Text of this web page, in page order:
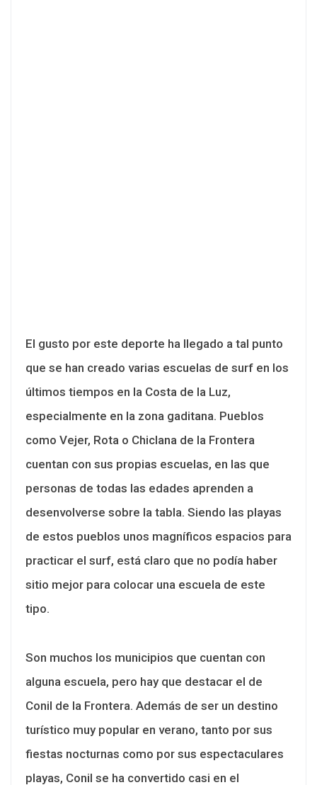
El gusto por este deporte ha llegado a tal punto
que se han creado varias escuelas de surf en los
últimos tiempos en la Costa de la Luz,
especialmente en la zona gaditana. Pueblos
como Vejer, Rota o Chiclana de la Frontera
cuentan con sus propias escuelas, en las que
personas de todas las edades aprenden a
desenvolverse sobre la tabla. Siendo las playas
de estos pueblos unos magníficos espacios para
practicar el surf, está claro que no podía haber
sitio mejor para colocar una escuela de este
tipo.
Son muchos los municipios que cuentan con
alguna escuela, pero hay que destacar el de
Conil de la Frontera. Además de ser un destino
turístico muy popular en verano, tanto por sus
fiestas nocturnas como por sus espectaculares
playas, Conil se ha convertido casi en el